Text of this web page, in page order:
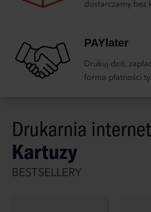
dostarczamy bez
PAYlater
Drukuj dziś,
forma płatności
Drukarnia
Kartuzy
BESTSELLERY